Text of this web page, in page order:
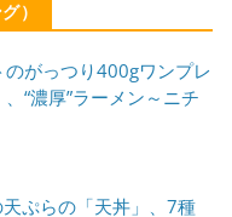
）
がっつり400gワンプレ
“濃厚”ラーメン～ニチ
ぷらの「天丼」、7種